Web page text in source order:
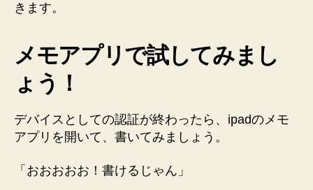
きます。
メモアプリで試してみまし
ょう！
デバイスとしての認証が終わったら、ipadのメモ
アプリを開いて、書いてみましょう。
「おおおおお！書けるじゃん」